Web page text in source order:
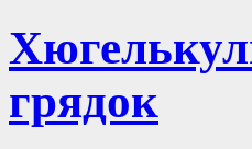
грядок